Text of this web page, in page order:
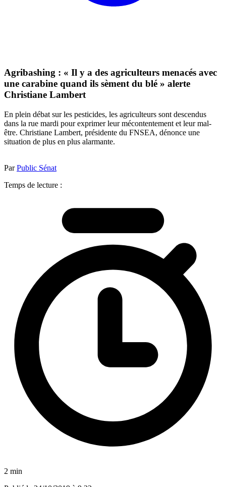
Agribashing : « Il y a des agriculteurs menacés avec
une carabine quand ils sèment du blé » alerte
Christiane Lambert
En plein débat sur les pesticides, les agriculteurs sont descendus
dans la rue mardi pour exprimer leur mécontentement et leur mal-
être. Christiane Lambert, présidente du FNSEA, dénonce une
situation de plus en plus alarmante.
ParPublic Sénat
Temps de lecture :
2 min